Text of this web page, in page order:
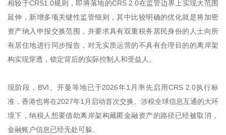
相较于CRS1.0规则，即将落地的CRS 2.0在监管边界上实现大范围
延伸，新增多项关键性监管细则，其中比较明确的优化就是将加密
资产纳入申报交换范围，并要求具有双重税务居民身份的人士向所
有居住地进行同步报告，对无实质运营的不具有合理目的的离岸架
构实现穿透，锁定背后的实际控制人和受益人。
现阶段，BVI、开曼等地已于2026年1月率先启用CRS 2.0执行标
准，香港也将在2027年1月启动首次交换。涉税全球信息互通的大环
境下，纳税人想要借助离岸架构藏匿金融资产的路径已经被取消，
金融账户信息已经无处可躲。